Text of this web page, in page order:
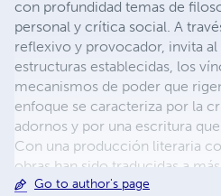
con profundidad temas de
personal y crítica social. A
reflexivo y provocador, invita
estructuras establecidas, los
mecanismos de poder que
enfoque se caracteriza por la
adornos y por una escritura
Con una producción literaria
obras han sido traducidas a
incluyendo Inglés, Francés,
Go to author's page